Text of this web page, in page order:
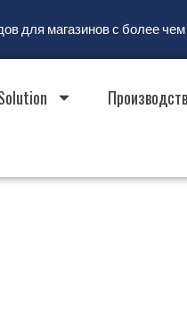
для магазинов с более